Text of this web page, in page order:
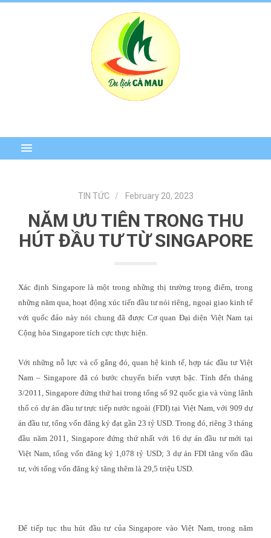
TIN TỨC February 20, 2023
NĂM ƯU TIÊN TRONG THU
HÚT ĐẦU TƯ TỪ SINGAPORE
Xác định Singapore là một trong những thị trường trọng điểm, trong
những năm qua, hoạt động xúc tiến đầu tư nói riêng, ngoại giao kinh tế
với quốc đảo này nói chung đã được Cơ quan Đại diện Việt Nam tại
Cộng hòa Singapore tích cực thực hiện.
Với những nỗ lực và cố gắng đó, quan hệ kinh tế, hợp tác đầu tư Việt
Nam – Singapore đã có bước chuyển biến vượt bậc. Tính đến tháng
3/2011, Singapore đứng thứ hai trong tổng số 92 quốc gia và vùng lãnh
thổ có dự án đầu tư trực tiếp nước ngoài (FDI) tại Việt Nam, với 909 dự
án đầu tư, tổng vốn đăng ký đạt gần 23 tỷ USD. Trong đó, riêng 3 tháng
đầu năm 2011, Singapore đứng thứ nhất với 16 dự án đầu tư mới tại
Việt Nam, tổng vốn đăng ký 1,078 tỷ USD; 3 dự án FDI tăng vốn đầu
tư, với tổng vốn đăng ký tăng thêm là 29,5 triệu USD.
Để tiếp tục thu hút đầu tư của Singapore vào Việt Nam, trong năm